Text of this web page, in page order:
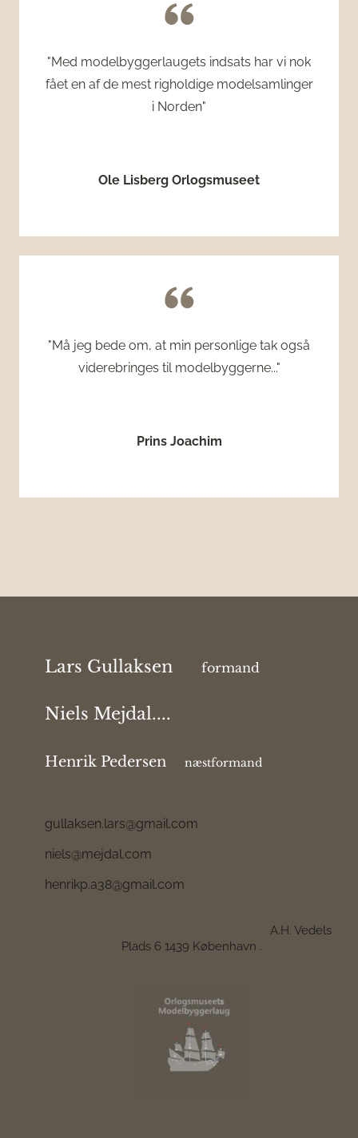
"Med modelbyggerlaugets indsats har vi nok
fået en af de mest righoldige modelsamlinger
i Norden"
Ole Lisberg Orlogsmuseet
"Må jeg bede om, at min personlige tak også
viderebringes til modelbyggerne..."
Prins Joachim
Lars Gullaksen formand
Niels Mejdal....
Henrik Pedersen næstformand
gullaksen.lars@gmail.com
niels@mejdal.com
henrikp.a38@gmail.com
A.H. Vedels
Plads 6 1439 København .